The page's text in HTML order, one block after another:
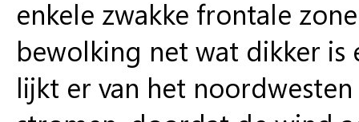
enkele zwakke frontale
bewolking net wat dikker is
lijkt er van het